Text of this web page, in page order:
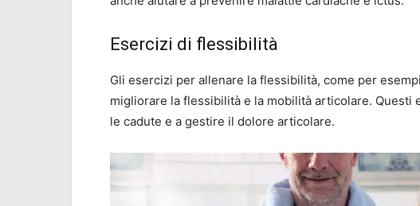
Esercizi di flessibilità
Gli esercizi per allenare la flessibilità, come per
migliorare la flessibilità e la mobilità articolare. Questi
le cadute e a gestire il dolore articolare.